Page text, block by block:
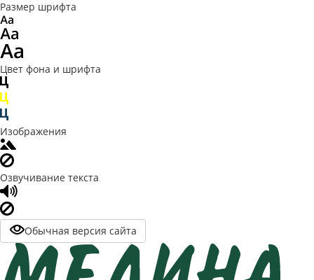
Размер шрифта
Цвет фона и шрифта
Изображения
Озвучивание текста
Обычная версия сайта